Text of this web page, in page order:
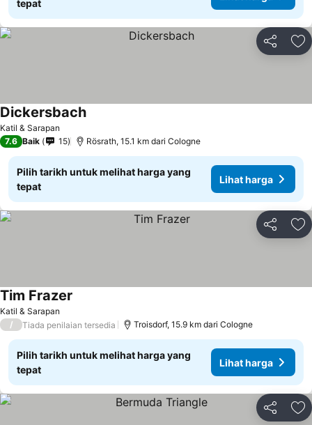
tepat
Kongsi
Katil & Sarapan
Dickersbach
7.6 Baik 15 Rösrath, 15.1 km dari Cologne
Pilih tarikh untuk melihat harga yang
tepat
Lihat harga
Kongsi
Katil & Sarapan
Tim Frazer
/ Tiada penilaian tersedia Troisdorf, 15.9 km dari Cologne
Pilih tarikh untuk melihat harga yang
tepat
Lihat harga
Kongsi